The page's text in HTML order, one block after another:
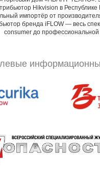
Hikvision в
импортёр от
бренда iFLOW — весь
consumer до профессиональной